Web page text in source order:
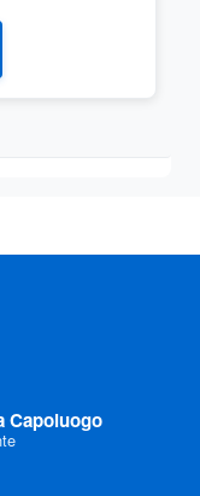
Capoluogo